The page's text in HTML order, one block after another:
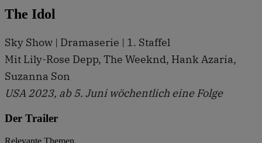
The Idol
Sky Show | Dramaserie | 1. Staffel
Mit Lily-Rose Depp, The Weeknd, Hank Azaria,
Suzanna Son
USA 2023, ab 5. Juni wöchentlich eine Folge
Der Trailer